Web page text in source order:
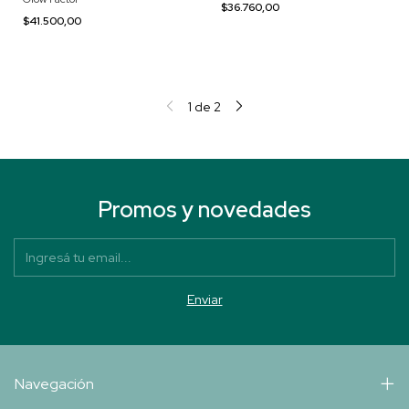
$41.500,00
$36.760,00
1 de 2
Promos y novedades
Navegación